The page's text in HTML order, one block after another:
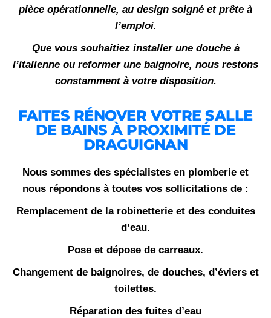
pièce opérationnelle, au design soigné et prête à
l’emploi.
Que vous souhaitiez installer une douche à
l’italienne ou reformer une baignoire, nous restons
constamment à votre disposition.
FAITES RÉNOVER VOTRE SALLE
DE BAINS À PROXIMITÉ DE
DRAGUIGNAN
Nous sommes des spécialistes en plomberie et
nous répondons à toutes vos sollicitations de :
Remplacement de la robinetterie et des conduites
d’eau.
Pose et dépose de carreaux.
Changement de baignoires, de douches, d’éviers et
toilettes.
Réparation des fuites d’eau